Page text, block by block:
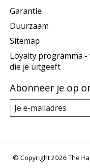
Garantie
Duurzaam
Sitemap
Loyalty programma
die je uitgeeft
Abonneer je op
© Copyright 2026 The